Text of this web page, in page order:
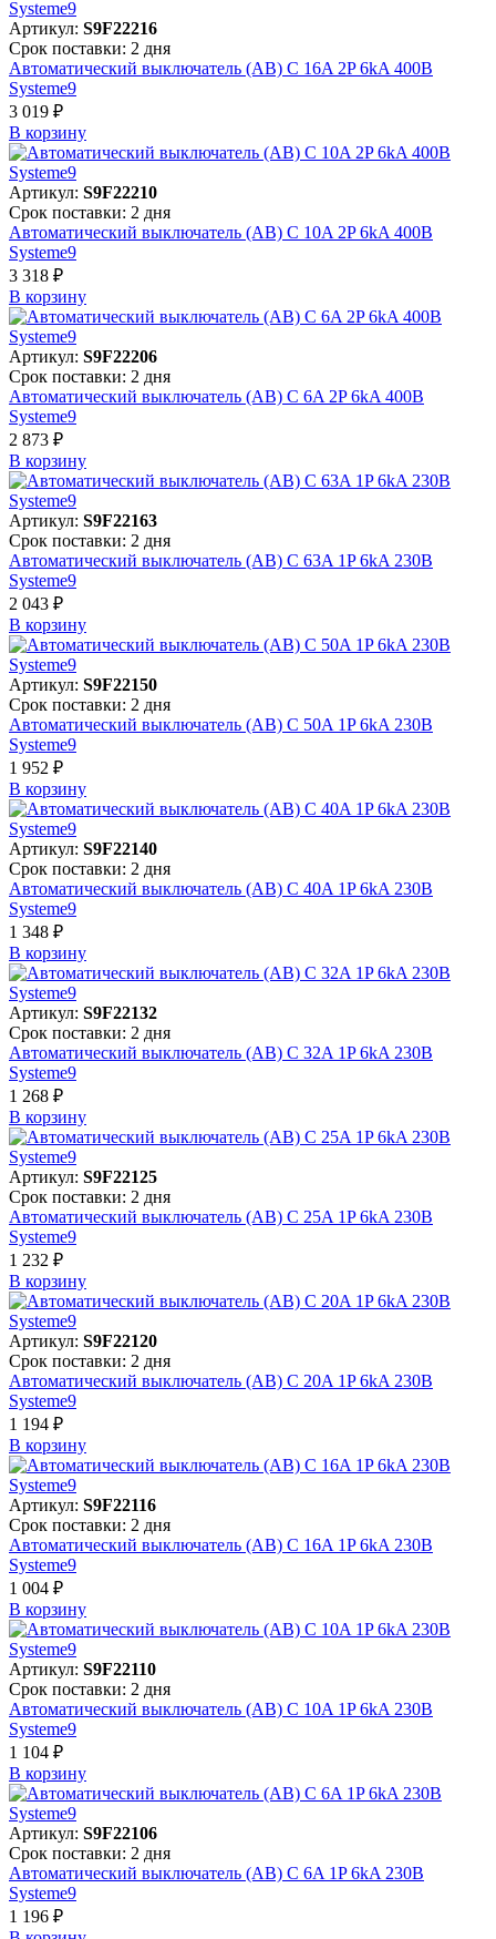
Артикул: S9F22216
Срок поставки: 2 дня
Автоматический выключатель (АВ) C 16A 2P 6kA 400В
Systeme9
3 019 ₽
В корзинy
Артикул: S9F22210
Срок поставки: 2 дня
Автоматический выключатель (АВ) C 10A 2P 6kA 400В
Systeme9
3 318 ₽
В корзинy
Артикул: S9F22206
Срок поставки: 2 дня
Автоматический выключатель (АВ) C 6A 2P 6kA 400В
Systeme9
2 873 ₽
В корзинy
Артикул: S9F22163
Срок поставки: 2 дня
Автоматический выключатель (АВ) C 63A 1P 6kA 230В
Systeme9
2 043 ₽
В корзинy
Артикул: S9F22150
Срок поставки: 2 дня
Автоматический выключатель (АВ) C 50A 1P 6kA 230В
Systeme9
1 952 ₽
В корзинy
Артикул: S9F22140
Срок поставки: 2 дня
Автоматический выключатель (АВ) C 40A 1P 6kA 230В
Systeme9
1 348 ₽
В корзинy
Артикул: S9F22132
Срок поставки: 2 дня
Автоматический выключатель (АВ) C 32A 1P 6kA 230В
Systeme9
1 268 ₽
В корзинy
Артикул: S9F22125
Срок поставки: 2 дня
Автоматический выключатель (АВ) C 25A 1P 6kA 230В
Systeme9
1 232 ₽
В корзинy
Артикул: S9F22120
Срок поставки: 2 дня
Автоматический выключатель (АВ) C 20A 1P 6kA 230В
Systeme9
1 194 ₽
В корзинy
Артикул: S9F22116
Срок поставки: 2 дня
Автоматический выключатель (АВ) C 16A 1P 6kA 230В
Systeme9
1 004 ₽
В корзинy
Артикул: S9F22110
Срок поставки: 2 дня
Автоматический выключатель (АВ) C 10A 1P 6kA 230В
Systeme9
1 104 ₽
В корзинy
Артикул: S9F22106
Срок поставки: 2 дня
Автоматический выключатель (АВ) C 6A 1P 6kA 230В
Systeme9
1 196 ₽